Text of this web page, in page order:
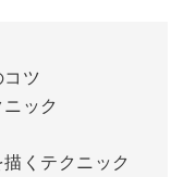
ク
ツ
ック
くテクニック